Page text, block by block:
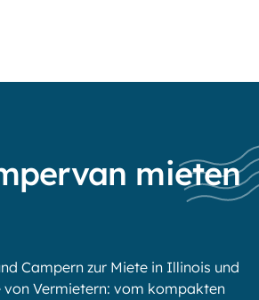
mieten
Campern zur Miete in Illinois und
von Vermietern: vom kompakten